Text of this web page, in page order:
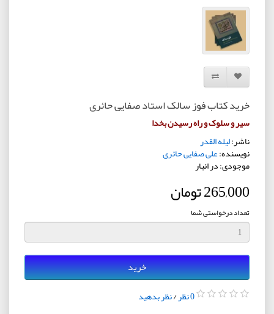
افزودن به لیست دلخواه
مقایسه این محصول
خرید کتاب فوز سالک استاد صفایی حائری
سیر و سلوک و راه رسیدن بخدا
ناشر:لیله القدر
نویسنده:علی صفایی حائری
موجودی: در انبار
265,000 تومان
تعداد درخواستی شما
خرید
0 نظر /نظر بدهید